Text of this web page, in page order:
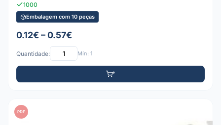
1000
Embalagem com 10 peças
0.12€ – 0.57€
Quantidade: Mín: 1
PDF